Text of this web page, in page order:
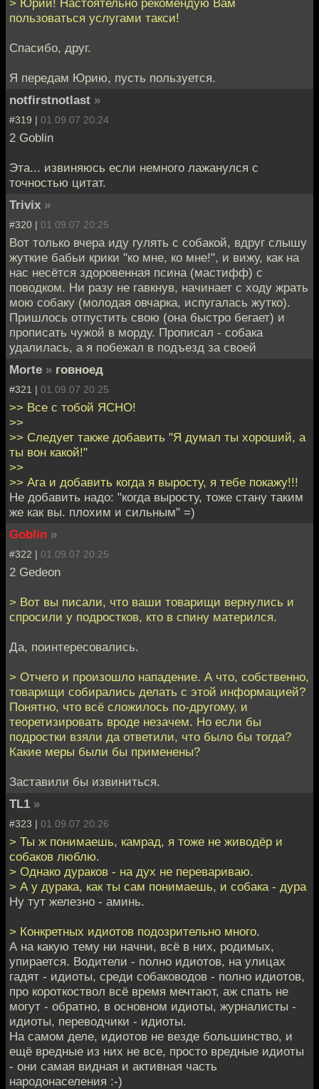
пользоваться услугами такси!
Спасибо, друг.
Я передам Юрию, пусть пользуется.
notfirstnotlast »
#319 | 01.09.07 20:24
2 Goblin
Эта... извиняюсь если немного лажанулся с
точностью цитат.
Trivix »
#320 | 01.09.07 20:25
Вот только вчера иду гулять с собакой, вдруг слышу
жуткие бабьи крики "ко мне, ко мне!", и вижу, как на
нас несётся здоровенная псина (мастифф) с
поводком. Ни разу не гавкнув, начинает с ходу жрать
мою собаку (молодая овчарка, испугалась жутко).
Пришлось отпустить свою (она быстро бегает) и
прописать чужой в морду. Прописал - собака
удалилась, а я побежал в подъезд за своей
Morte » говноед
#321 | 01.09.07 20:25
>> Все с тобой ЯСНО!
>>
>> Следует также добавить "Я думал ты хороший, а
ты вон какой!"
>>
>> Ага и добавить когда я выросту, я тебе покажу!!!
Не добавить надо: "когда выросту, тоже стану таким
же как вы. плохим и сильным" =)
Goblin »
#322 | 01.09.07 20:25
2 Gedeon
> Вот вы писали, что ваши товарищи вернулись и
спросили у подростков, кто в спину матерился.
Да, поинтересовались.
> Отчего и произошло нападение. А что, собственно,
товарищи собирались делать с этой информацией?
Понятно, что всё сложилось по-другому, и
теоретизировать вроде незачем. Но если бы
подростки взяли да ответили, что было бы тогда?
Какие меры были бы применены?
Заставили бы извиниться.
TL1 »
#323 | 01.09.07 20:26
> Ты ж понимаешь, камрад, я тоже не живодёр и
собаков люблю.
> Однако дураков - на дух не перевариваю.
> А у дурака, как ты сам понимаешь, и собака - дура
Ну тут железно - аминь.
> Конкретных идиотов подозрительно много.
А на какую тему ни начни, всё в них, родимых,
упирается. Водители - полно идиотов, на улицах
гадят - идиоты, среди собаководов - полно идиотов,
про короткоствол всё время мечтают, аж спать не
могут - обратно, в основном идиоты, журналисты -
идиоты, переводчики - идиоты.
На самом деле, идиотов не везде большинство, и
ещё вредные из них не все, просто вредные идиоты
- они самая видная и активная часть
народонаселения :-)